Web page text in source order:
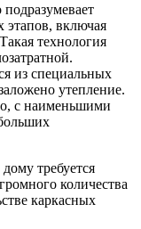
этапов, включая
технология
из специальных
утепление.
с наименьшими
требуется
количества
каркасных